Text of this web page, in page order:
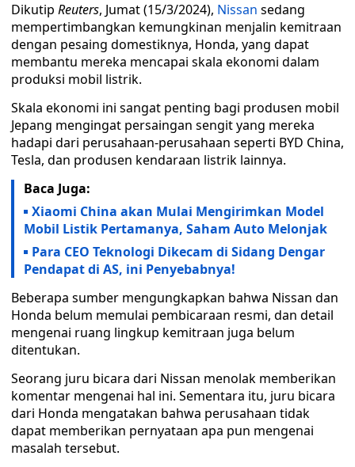
Dikutip Reuters, Jumat (15/3/2024), Nissan sedang
mempertimbangkan kemungkinan menjalin kemitraan
dengan pesaing domestiknya, Honda, yang dapat
membantu mereka mencapai skala ekonomi dalam
produksi mobil listrik.
Skala ekonomi ini sangat penting bagi produsen mobil
Jepang mengingat persaingan sengit yang mereka
hadapi dari perusahaan-perusahaan seperti BYD China,
Tesla, dan produsen kendaraan listrik lainnya.
Baca Juga:
Xiaomi China akan Mulai Mengirimkan Model
Mobil Listik Pertamanya, Saham Auto Melonjak
Para CEO Teknologi Dikecam di Sidang Dengar
Pendapat di AS, ini Penyebabnya!
Beberapa sumber mengungkapkan bahwa Nissan dan
Honda belum memulai pembicaraan resmi, dan detail
mengenai ruang lingkup kemitraan juga belum
ditentukan.
Seorang juru bicara dari Nissan menolak memberikan
komentar mengenai hal ini. Sementara itu, juru bicara
dari Honda mengatakan bahwa perusahaan tidak
dapat memberikan pernyataan apa pun mengenai
masalah tersebut.